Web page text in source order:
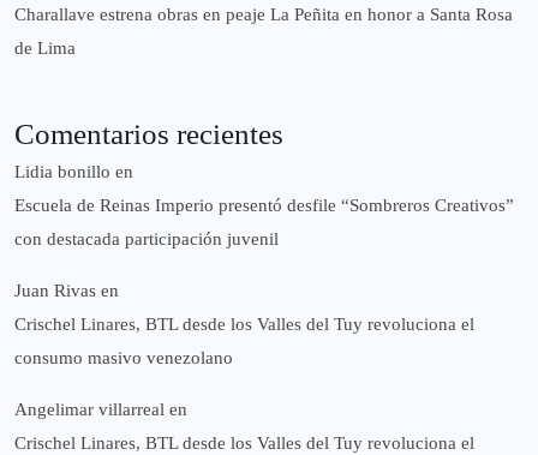
Charallave estrena obras en peaje La Peñita en honor a Santa Rosa
de Lima
Comentarios recientes
Lidia bonillo en
Escuela de Reinas Imperio presentó desfile “Sombreros Creativos”
con destacada participación juvenil
Juan Rivas en
Crischel Linares, BTL desde los Valles del Tuy revoluciona el
consumo masivo venezolano
Angelimar villarreal en
Crischel Linares, BTL desde los Valles del Tuy revoluciona el